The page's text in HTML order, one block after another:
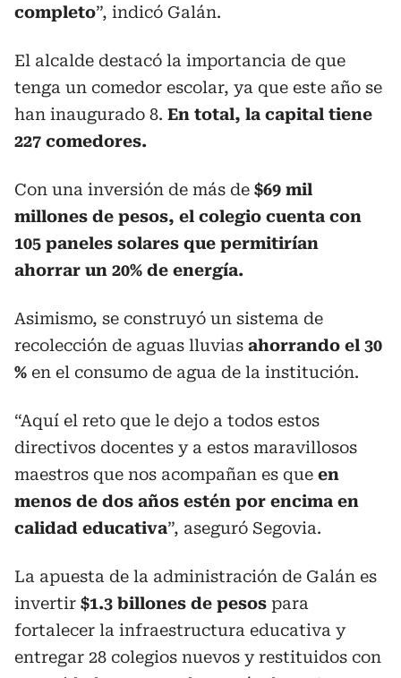
completo”, indicó Galán.
El alcalde destacó la importancia de que
tenga un comedor escolar, ya que este año se
han inaugurado 8. En total, la capital tiene
227 comedores.
Con una inversión de más de $69 mil
millones de pesos, el colegio cuenta con
105 paneles solares que permitirían
ahorrar un 20% de energía.
Asimismo, se construyó un sistema de
recolección de aguas lluvias ahorrando el 30
% en el consumo de agua de la institución.
“Aquí el reto que le dejo a todos estos
directivos docentes y a estos maravillosos
maestros que nos acompañan es que en
menos de dos años estén por encima en
calidad educativa”, aseguró Segovia.
La apuesta de la administración de Galán es
invertir $1.3 billones de pesos para
fortalecer la infraestructura educativa y
entregar 28 colegios nuevos y restituidos con